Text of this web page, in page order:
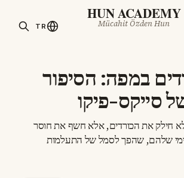
HUN ACADEMY
Mücahit Özden Hun
TR
במפה: הסיפור
סייקס-פיקו
חילק את הכורדים, אלא חשף את חוסר
שלהם, שהפך לסמל של התעלמות